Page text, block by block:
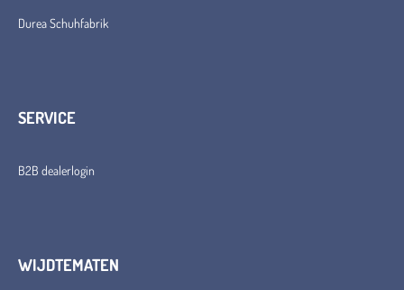
Durea Schuhfabrik
SERVICE
B2B dealerlogin
WIJDTEMATEN